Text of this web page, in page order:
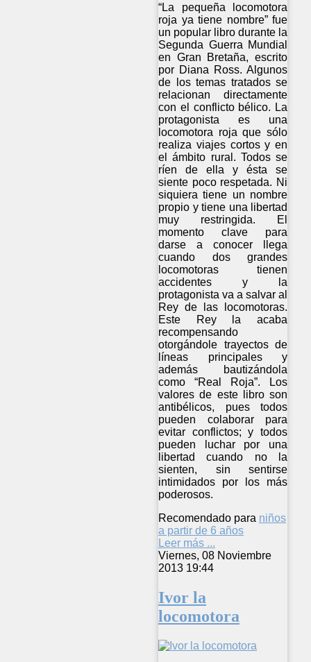
“La pequeña locomotora
roja ya tiene nombre” fue
un popular libro durante la
Segunda Guerra Mundial
en Gran Bretaña, escrito
por Diana Ross. Algunos
de los temas tratados se
relacionan directamente
con el conflicto bélico. La
protagonista es una
locomotora roja que sólo
realiza viajes cortos y en
el ámbito rural. Todos se
ríen de ella y ésta se
siente poco respetada. Ni
siquiera tiene un nombre
propio y tiene una libertad
muy restringida. El
momento clave para
darse a conocer llega
cuando dos grandes
locomotoras tienen
accidentes y la
protagonista va a salvar al
Rey de las locomotoras.
Este Rey la acaba
recompensando
otorgándole trayectos de
líneas principales y
además bautizándola
como “Real Roja”. Los
valores de este libro son
antibélicos, pues todos
pueden colaborar para
evitar conflictos; y todos
pueden luchar por una
libertad cuando no la
sienten, sin sentirse
intimidados por los más
poderosos.
Recomendado para niños
a partir de 6 años
Leer más ...
Viernes, 08 Noviembre
2013 19:44
Ivor la
locomotora